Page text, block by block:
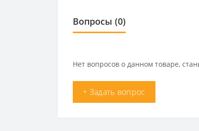
Вопросы (0)
Нет вопросов о данном товаре,
+ Задать вопрос